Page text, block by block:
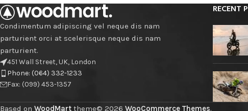
Condimentum adipiscing vel neque dis nam
parturient orci at scelerisque neque dis nam
parturient.
451 Wall Street, UK, London
Phone: (064) 332-1233
Fax: (099) 453-1357
RECENT
Based on WoodMart theme© 2026 WooCommerce Themes.